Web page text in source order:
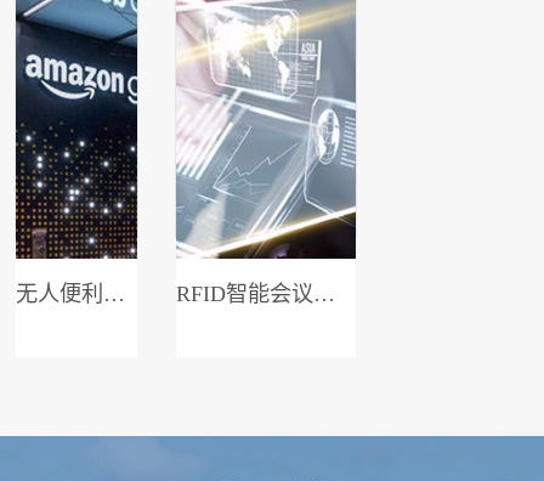
无人便利店系统 RFID智能会议签到系统